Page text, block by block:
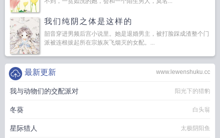
我们纯阴之体是这样的
韶音穿进男频后宫小说里。她是退婚男主，被打脸踩成渣整个门
派被连根拔起所在宗族灰飞烟灭的女配。...
www.lewenshuku.cc
最新更新
我与动物们的交配派对 阳光下的猎豹
冬葵 白头翁
星际猎人 太极阴阳鱼